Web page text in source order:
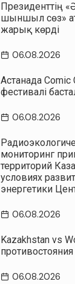
Президенттің
шыншыл сөз»
жарық көрді
06.08.2026
Астанада Comic
фестивалі
06.08.2026
мониторинг
территорий
условиях
энергетики
06.08.2026
Kazakhstan vs
противостояния
06.08.2026